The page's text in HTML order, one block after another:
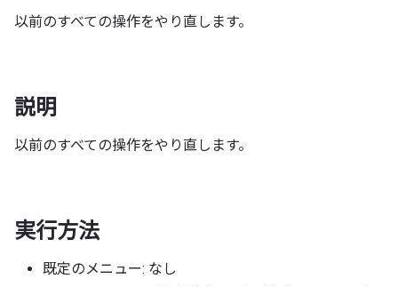
以前のすべての操作をやり直します。
説明
以前のすべての操作をやり直します。
実行方法
既定のメニュー: なし